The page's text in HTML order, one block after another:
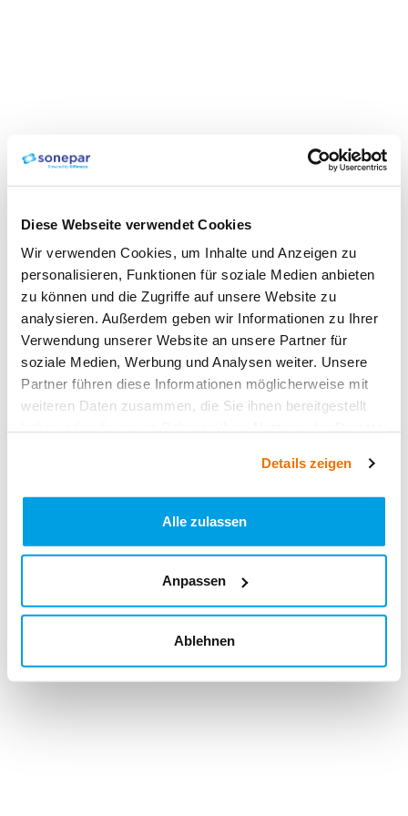
Diese Webseite verwendet Cookies
Wir verwenden Cookies, um Inhalte und Anzeigen zu
personalisieren, Funktionen für soziale Medien anbieten
zu können und die Zugriffe auf unsere Website zu
analysieren. Außerdem geben wir Informationen zu Ihrer
Verwendung unserer Website an unsere Partner für
soziale Medien, Werbung und Analysen weiter. Unsere
Partner führen diese Informationen möglicherweise mit
weiteren Daten zusammen, die Sie ihnen bereitgestellt
Details zeigen
Alle zulassen
Anpassen
Ablehnen